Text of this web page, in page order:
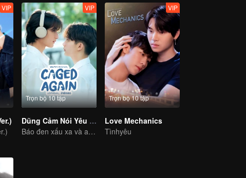
VIP
Trọn bộ 10 tập
VIP
Dũng Cảm Nói Yêu Người
Báo đen xấu xa và anh chàng chim cánh cụt
Trọn bộ 10 tập
VIP
Love Mechanics
Tìnhyêu